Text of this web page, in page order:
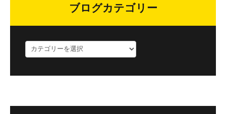
ブログカテゴリー
ロ